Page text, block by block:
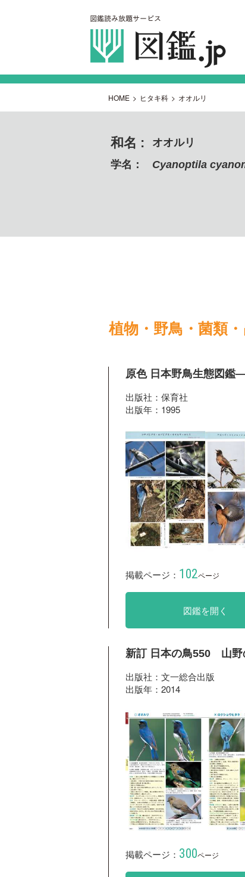
HOME > ヒタキ科 > オオルリ
和名 :
オオルリ
学名：
Cyanoptila
植物・野鳥・菌類
原色 日本野鳥生態図鑑
出版社：保育社
出版年：1995
掲載ページ： 102ページ
図鑑を開く
新訂 日本の鳥550 山野
出版社：文一総合出版
出版年：2014
掲載ページ： 300ページ